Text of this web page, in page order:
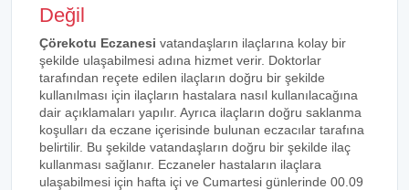
Değil
Çörekotu Eczanesi vatandaşların ilaçlarına kolay bir
şekilde ulaşabilmesi adına hizmet verir. Doktorlar
tarafından reçete edilen ilaçların doğru bir şekilde
kullanılması için ilaçların hastalara nasıl kullanılacağına
dair açıklamaları yapılır. Ayrıca ilaçların doğru saklanma
koşulları da eczane içerisinde bulunan eczacılar tarafına
belirtilir. Bu şekilde vatandaşların doğru bir şekilde ilaç
kullanması sağlanır. Eczaneler hastaların ilaçlara
ulaşabilmesi için hafta içi ve Cumartesi günlerinde 00.09